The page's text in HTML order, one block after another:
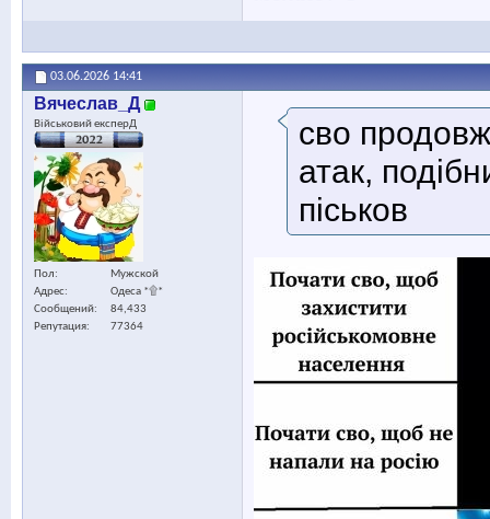
03.06.2026 14:41
Вячеслав_Д
Військовий експерД
Пол
Мужской
Адрес
Одеса *۩*
Сообщений
84,433
Репутация
77364
сво
атак,
піськов